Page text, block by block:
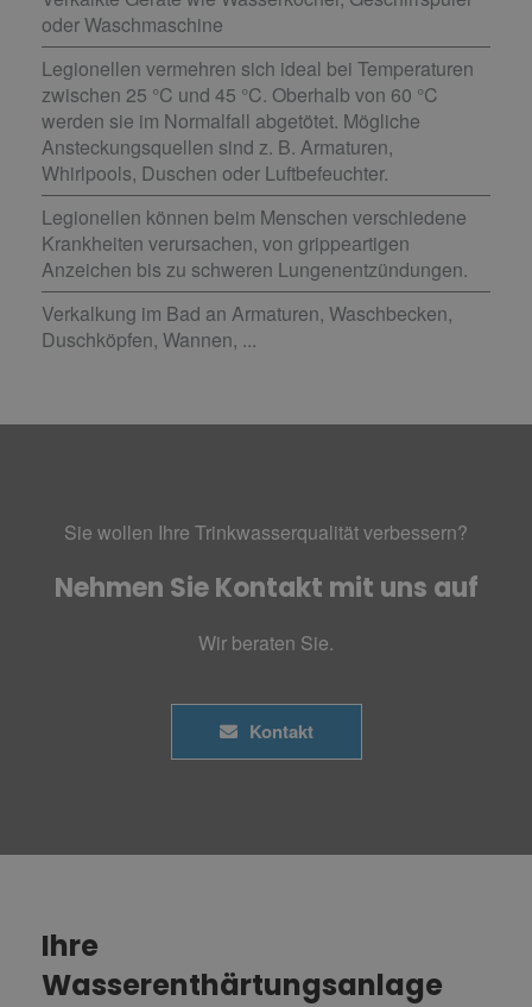
oder Waschmaschine
Legionellen vermehren sich ideal bei Temperaturen
zwischen 25 °C und 45 °C. Oberhalb von 60 °C
werden sie im Normalfall abgetötet. Mögliche
Ansteckungsquellen sind z. B. Armaturen,
Whirlpools, Duschen oder Luftbefeuchter.
Legionellen können beim Menschen verschiedene
Krankheiten verursachen, von grippeartigen
Anzeichen bis zu schweren Lungenentzündungen.
Verkalkung im Bad an Armaturen, Waschbecken,
Duschköpfen, Wannen, ...
Sie wollen Ihre Trinkwasserqualität verbessern?
Nehmen Sie Kontakt mit uns auf
Wir beraten Sie.
Kontakt
Ihre
Wasserenthärtungsanlage